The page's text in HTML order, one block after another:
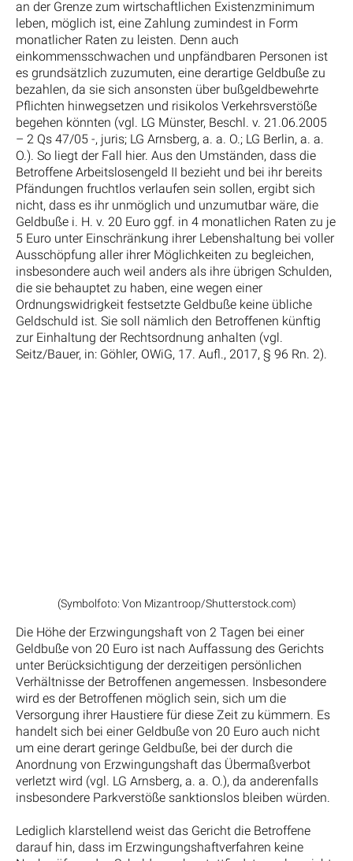
an der Grenze zum wirtschaftlichen Existenzminimum
leben, möglich ist, eine Zahlung zumindest in Form
monatlicher Raten zu leisten. Denn auch
einkommensschwachen und unpfändbaren Personen ist
es grundsätzlich zuzumuten, eine derartige Geldbuße zu
bezahlen, da sie sich ansonsten über bußgeldbewehrte
Pflichten hinwegsetzen und risikolos Verkehrsverstöße
begehen könnten (vgl. LG Münster, Beschl. v. 21.06.2005
– 2 Qs 47/05 -, juris; LG Arnsberg, a. a. O.; LG Berlin, a. a.
O.). So liegt der Fall hier. Aus den Umständen, dass die
Betroffene Arbeitslosengeld II bezieht und bei ihr bereits
Pfändungen fruchtlos verlaufen sein sollen, ergibt sich
nicht, dass es ihr unmöglich und unzumutbar wäre, die
Geldbuße i. H. v. 20 Euro ggf. in 4 monatlichen Raten zu je
5 Euro unter Einschränkung ihrer Lebenshaltung bei voller
Ausschöpfung aller ihrer Möglichkeiten zu begleichen,
insbesondere auch weil anders als ihre übrigen Schulden,
die sie behauptet zu haben, eine wegen einer
Ordnungswidrigkeit festsetzte Geldbuße keine übliche
Geldschuld ist. Sie soll nämlich den Betroffenen künftig
zur Einhaltung der Rechtsordnung anhalten (vgl.
Seitz/Bauer, in: Göhler, OWiG, 17. Aufl., 2017, § 96 Rn. 2).
(Symbolfoto: Von Mizantroop/Shutterstock.com)
Die Höhe der Erzwingungshaft von 2 Tagen bei einer
Geldbuße von 20 Euro ist nach Auffassung des Gerichts
unter Berücksichtigung der derzeitigen persönlichen
Verhältnisse der Betroffenen angemessen. Insbesondere
wird es der Betroffenen möglich sein, sich um die
Versorgung ihrer Haustiere für diese Zeit zu kümmern. Es
handelt sich bei einer Geldbuße von 20 Euro auch nicht
um eine derart geringe Geldbuße, bei der durch die
Anordnung von Erzwingungshaft das Übermaßverbot
verletzt wird (vgl. LG Arnsberg, a. a. O.), da anderenfalls
insbesondere Parkverstöße sanktionslos bleiben würden.
Lediglich klarstellend weist das Gericht die Betroffene
darauf hin, dass im Erzwingungshaftverfahren keine